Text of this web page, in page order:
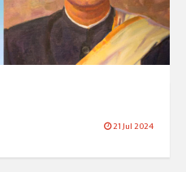
21 Jul 2024